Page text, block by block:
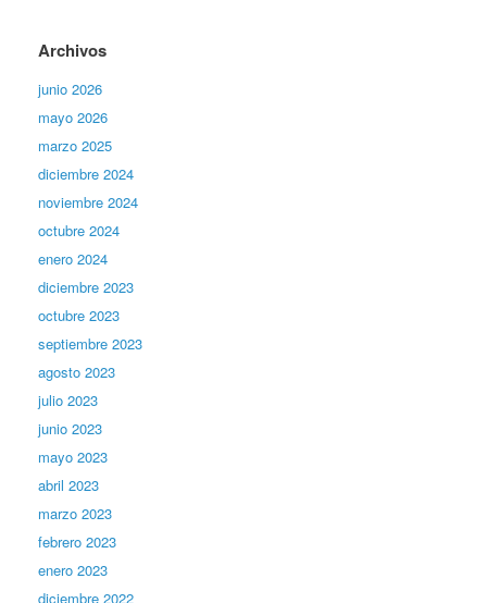
Archivos
junio 2026
mayo 2026
marzo 2025
diciembre 2024
noviembre 2024
octubre 2024
enero 2024
diciembre 2023
octubre 2023
septiembre 2023
agosto 2023
julio 2023
junio 2023
mayo 2023
abril 2023
marzo 2023
febrero 2023
enero 2023
diciembre 2022